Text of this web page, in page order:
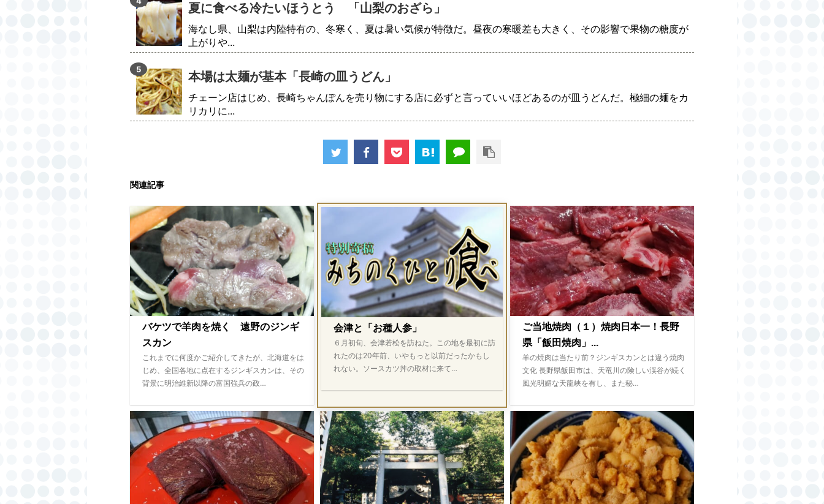
夏に食べる冷たいほうとう 「山梨のおざら」
海なし県、山梨は内陸特有の、冬寒く、夏は暑い気候が特徴だ。昼夜の寒暖差も大きく、その影響で果物の糖度が
上がりや...
本場は太麺が基本「長崎の皿うどん」
チェーン店はじめ、長崎ちゃんぽんを売り物にする店に必ずと言っていいほどあるのが皿うどんだ。極細の麺をカ
リカリに...
関連記事
バケツで羊肉を焼く 遠野のジンギ
スカン
これまでに何度かご紹介してきたが、北海道をは
じめ、全国各地に点在するジンギスカンは、その
背景に明治維新以降の富国強兵の政…
会津と「お種人参」
６月初旬、会津若松を訪ねた。この地を最初に訪
れたのは20年前、いやもっと以前だったかもし
れない。ソースカツ丼の取材に来て…
ご当地焼肉（１）焼肉日本一！長野
県「飯田焼肉」...
羊の焼肉は当たり前？ジンギスカンとは違う焼肉
文化 長野県飯田市は、天竜川の険しい渓谷が続く
風光明媚な天龍峡を有し、また秘…